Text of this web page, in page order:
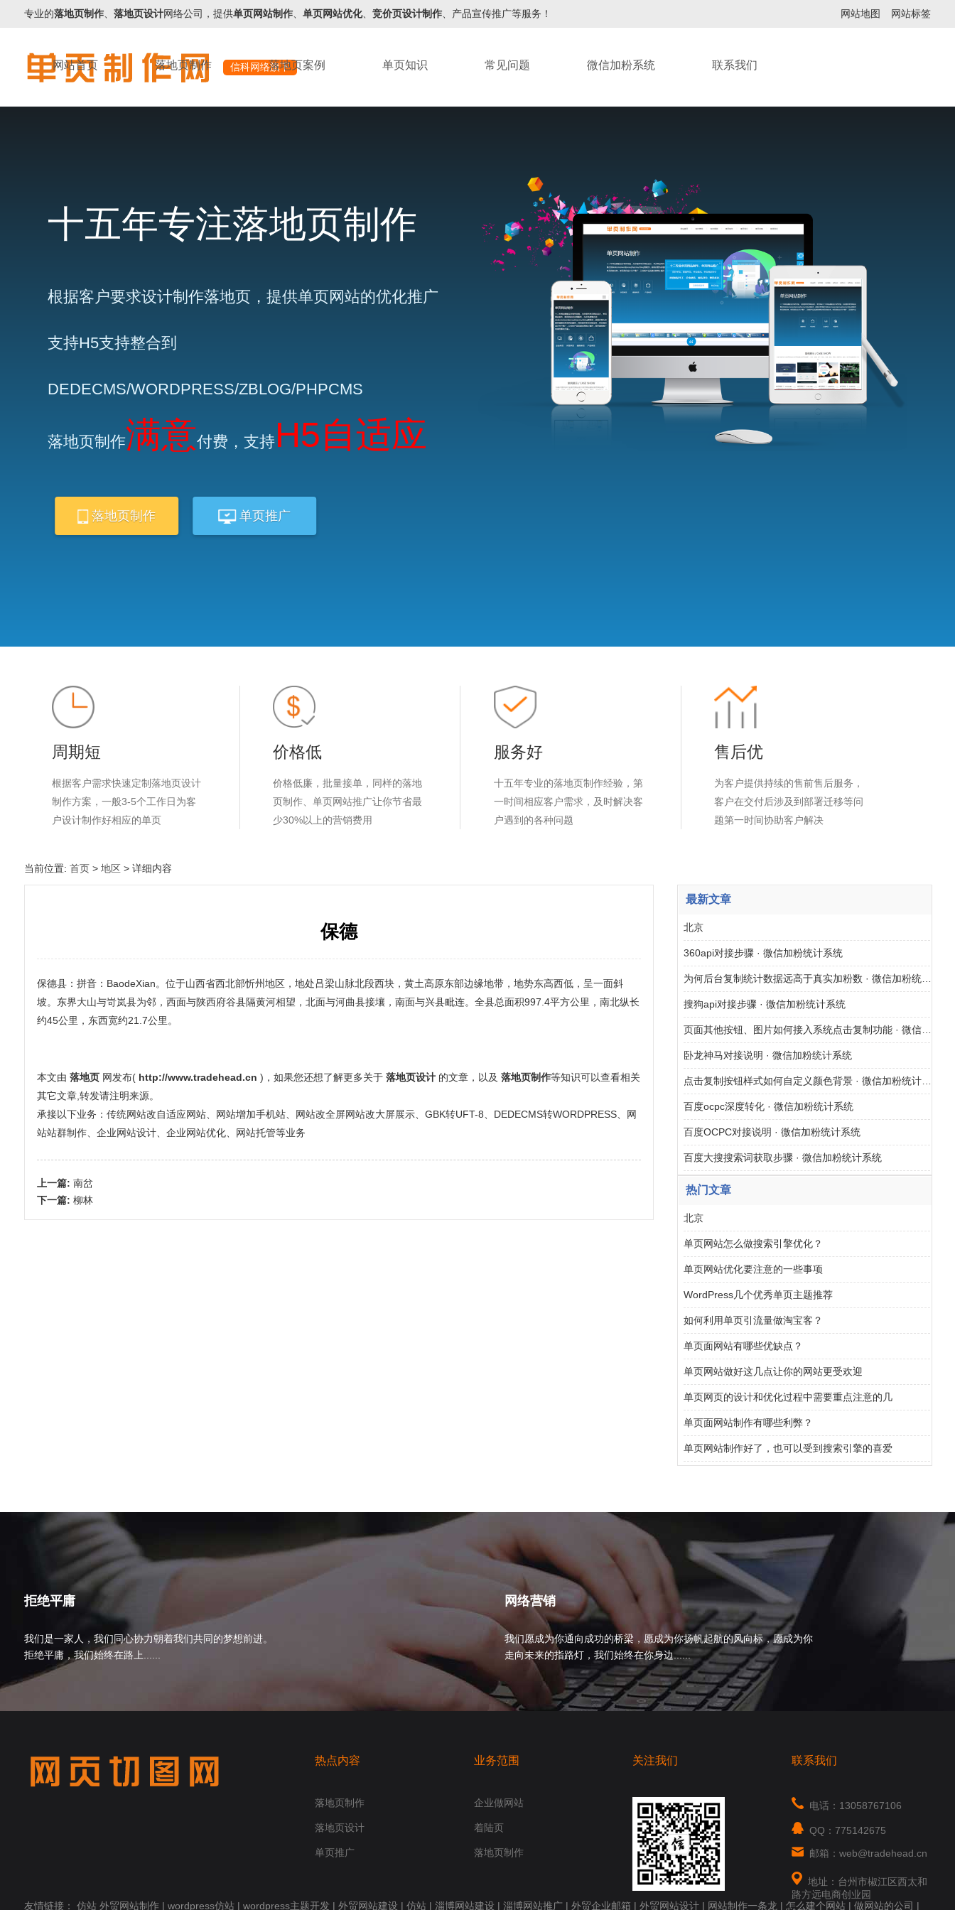
专业的落地页制作、 落地页设计网络公司，提供单页网站制作、 单页网站优化、 竞价页设计制作、产品宣传推广等服务！ 网站地图 网站标签
信科网络旗下
网站首页 落地页制作 落地页案例 单页知识 常见问题 微信加粉系统 联系我们
十五年专注落地页制作
根据客户要求设计制作落地页，提供单页网站的优化推广
支持H5支持整合到
DEDECMS/WORDPRESS/ZBLOG/PHPCMS
落地页制作满意付费，支持H5自适应
落地页制作 单页推广
周期短
根据客户需求快速定制落地页设计
制作方案，一般3-5个工作日为客
户设计制作好相应的单页
价格低
价格低廉，批量接单，同样的落地
页制作、单页网站推广让你节省最
少30%以上的营销费用
服务好
十五年专业的落地页制作经验，第
一时间相应客户需求，及时解决客
户遇到的各种问题
售后优
为客户提供持续的售前售后服务，
客户在交付后涉及到部署迁移等问
题第一时间协助客户解决
当前位置: 首页> 地区> 详细内容
保德
保德县：拼音：BaodeXian。位于山西省西北部忻州地区，地处吕梁山脉北段西块，黄土高原东部边缘地带，地势东高西低，呈一面斜
坡。东界大山与岢岚县为邻，西面与陕西府谷县隔黄河相望，北面与河曲县接壤，南面与兴县毗连。全县总面积997.4平方公里，南北纵长
约45公里，东西宽约21.7公里。
本文由 落地页 网发布( http://www.tradehead.cn )，如果您还想了解更多关于落地页设计 的文章，以及落地页制作等知识可以查看相关
其它文章,转发请注明来源。
承接以下业务：传统网站改自适应网站、网站增加手机站、网站改全屏网站改大屏展示、GBK转UFT-8、DEDECMS转WORDPRESS、网
站站群制作、企业网站设计、企业网站优化、网站托管等业务
上一篇:南岔
下一篇:柳林
最新文章
北京
360api对接步骤 · 微信加粉统计系统
为何后台复制统计数据远高于真实加粉数 · 微信加粉统计系统
搜狗api对接步骤 · 微信加粉统计系统
页面其他按钮、图片如何接入系统点击复制功能 · 微信加粉统计系统
卧龙神马对接说明 · 微信加粉统计系统
点击复制按钮样式如何自定义颜色背景 · 微信加粉统计系统
百度ocpc深度转化 · 微信加粉统计系统
百度OCPC对接说明 · 微信加粉统计系统
百度大搜搜索词获取步骤 · 微信加粉统计系统
热门文章
北京
单页网站怎么做搜索引擎优化？
单页网站优化要注意的一些事项
WordPress几个优秀单页主题推荐
如何利用单页引流量做淘宝客？
单页面网站有哪些优缺点？
单页网站做好这几点让你的网站更受欢迎
单页网页的设计和优化过程中需要重点注意的几
单页面网站制作有哪些利弊？
单页网站制作好了，也可以受到搜索引擎的喜爱
拒绝平庸
我们是一家人，我们同心协力朝着我们共同的梦想前进。
拒绝平庸，我们始终在路上......
网络营销
我们愿成为你通向成功的桥梁，愿成为你扬帆起航的风向标，愿成为你
走向未来的指路灯，我们始终在你身边......
热点内容
落地页制作
落地页设计
单页推广
业务范围
企业做网站
着陆页
落地页制作
关注我们 联系我们
电话：13058767106
QQ：775142675
邮箱：web@tradehead.cn
地址：台州市椒江区西太和
路方远电商创业园
友情链接： 仿站 外贸网站制作| wordpress仿站| wordpress主题开发| 外贸网站建设 | 仿站| 淄博网站建设 | 淄博网站推广| 外贸企业邮箱 | 外贸网站设计| 网站制作一条龙 | 怎么建个网站| 做网站的公司 |